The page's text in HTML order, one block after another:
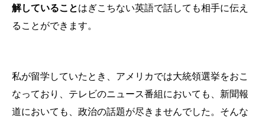
解していることはぎこちない英語で話しても相手に伝え
ることができます。
私が留学していたとき、アメリカでは大統領選挙をおこ
なっており、テレビのニュース番組においても、新聞報
道においても、政治の話題が尽きませんでした。そんな